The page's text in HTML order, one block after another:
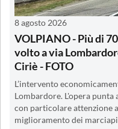
8 agosto 2026
VOLPIANO - Più di
volto a via
Ciriè - FOTO
L’intervento
Lombardore. L'opera punta
con particolare attenzione
miglioramento dei